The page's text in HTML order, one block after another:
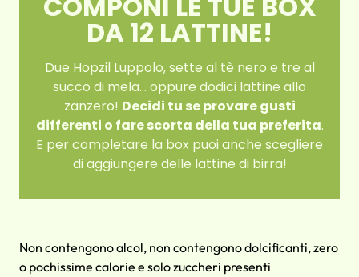
DA 12 LATTINE!
Due Hopzil Luppolo, sette al tè nero e tre al
succo di mela… oppure dodici lattine allo
zanzero! Decidi tu se provare gusti
differenti o fare scorta della tua preferita.
E per completare la box puoi anche scegliere
di aggiungere delle lattine di birra!
Non contengono alcol, non contengono dolcificanti, zero
o pochissime calorie e solo zuccheri presenti